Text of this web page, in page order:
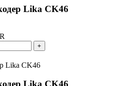
Lika CK46
+
Lika CK46